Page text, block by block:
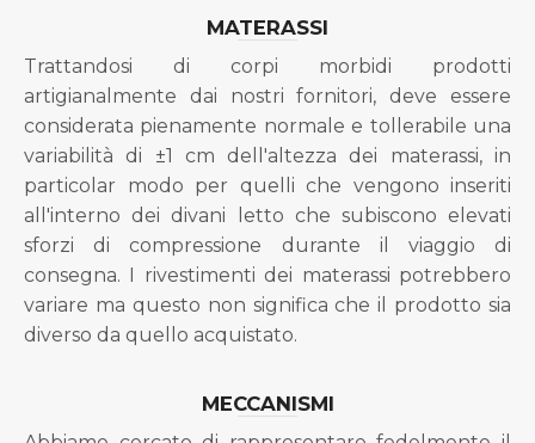
MATERASSI
Trattandosi di corpi morbidi prodotti
artigianalmente dai nostri fornitori, deve essere
considerata pienamente normale e tollerabile una
variabilità di ±1 cm dell'altezza dei materassi, in
particolar modo per quelli che vengono inseriti
all'interno dei divani letto che subiscono elevati
sforzi di compressione durante il viaggio di
consegna. I rivestimenti dei materassi potrebbero
variare ma questo non significa che il prodotto sia
diverso da quello acquistato.
MECCANISMI